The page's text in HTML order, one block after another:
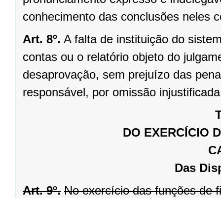
conhecimento das conclusões neles
Art. 8º. A falta de instituição do
contas ou o relatório objeto do
desaprovação, sem prejuízo das
responsável, por omissão
DO EXERCÍCIO
Das
Art. 9º. No exercício das funções de